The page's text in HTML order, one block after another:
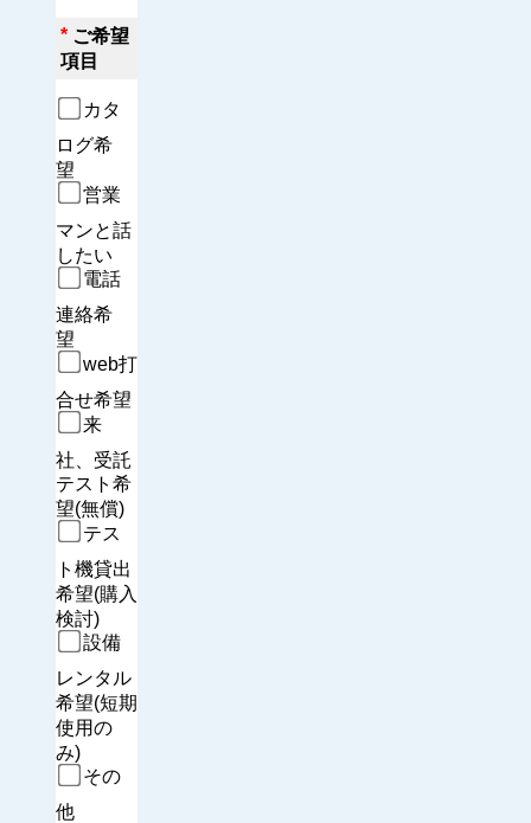
* ご希望
項目
カタ
ログ希
望
営業
マンと話
したい
電話
連絡希
望
web打
合せ希望
来
社、受託
テスト希
望(無償)
テス
ト機貸出
希望(購入
検討)
設備
レンタル
希望(短期
使用の
み)
その
他